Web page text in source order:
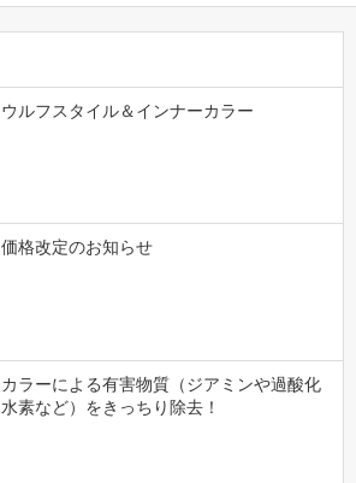
ウルフスタイル＆インナーカラー
価格改定のお知らせ
カラーによる有害物質（ジアミンや過酸化
水素など）をきっちり除去！